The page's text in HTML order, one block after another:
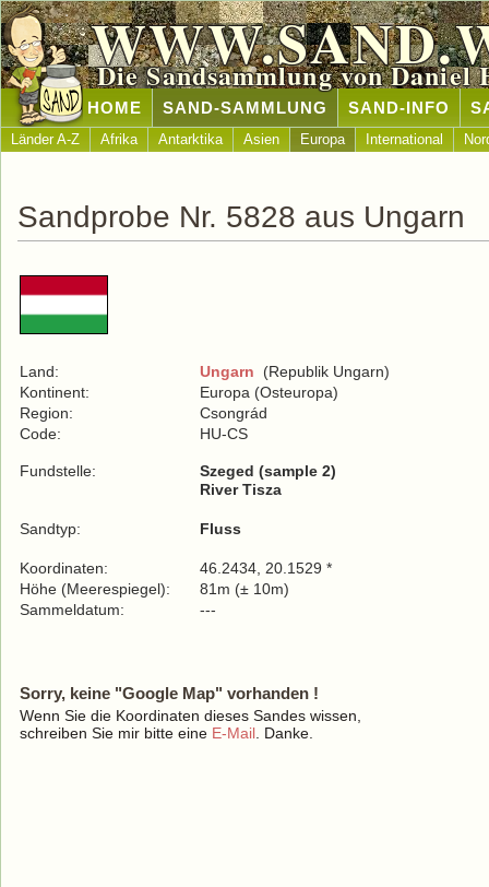
Die Sandsammlung von Daniel
HOME SAND-SAMMLUNG SAND-INFO
Länder A-Z Afrika Antarktika Asien Europa International
Sandprobe Nr. 5828 aus Ungarn
Land: Ungarn (Republik Ungarn)
Kontinent:
Europa (Osteuropa)
Region:
Csongrád
Code:
HU-CS
Fundstelle:
Szeged (sample 2)
River Tisza
Sandtyp: Fluss
Koordinaten:
46.2434, 20.1529 *
Höhe (Meerespiegel):
81m (± 10m)
Sammeldatum:
---
Sorry, keine "Google Map" vorhanden !
Wenn Sie die Koordinaten dieses Sandes wissen,
schreiben Sie mir bitte eine E-Mail . Danke.